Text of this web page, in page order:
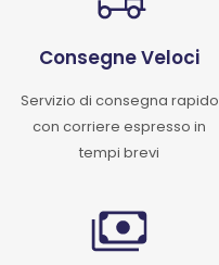
Consegne Veloci
Servizio di consegna rapido
con corriere espresso in
tempi brevi